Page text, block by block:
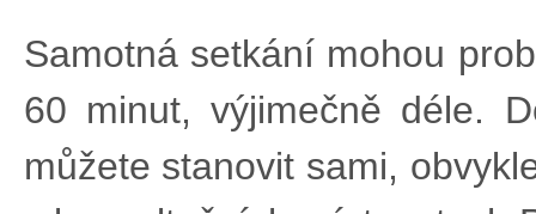
Samotná setkání mohou
60 minut, výjimečně déle.
můžete stanovit sami,